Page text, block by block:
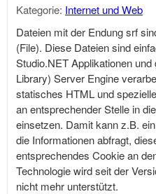
Kategorie: Internet und Web
Dateien mit der Endung srf
(File). Diese Dateien sind
Studio.NETApplikationen
Library) Server Engine
statisches HTML und
an entsprechender Stelle in
einsetzen. Damit kann z.B.
die Informationen abfragt,
entsprechendes Cookie an
Technologie wird seit der
nicht mehr unterstützt.